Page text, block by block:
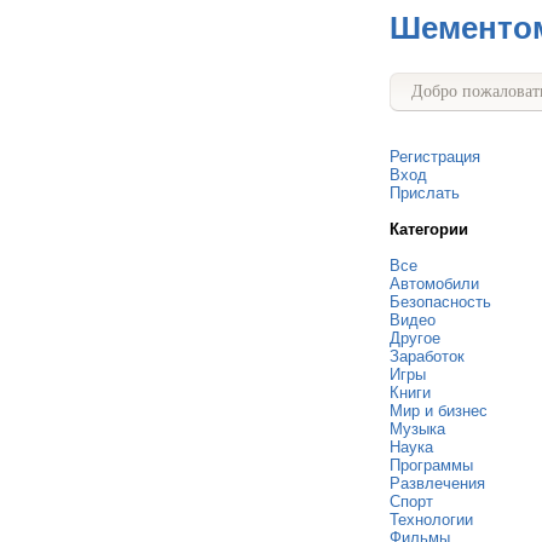
Добро
Регистрация
Вход
Прислать
Категории
Все
Автомобили
Безопасность
Видео
Другое
Заработок
Игры
Книги
Мир и бизнес
Музыка
Наука
Программы
Развлечения
Спорт
Технологии
Фильмы